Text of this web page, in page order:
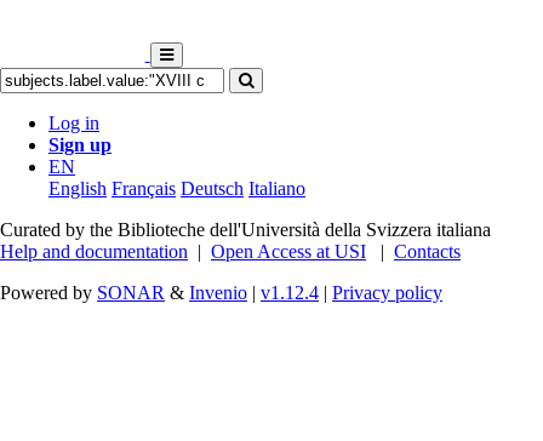
Log in
Sign up
EN
English Français Deutsch Italiano
Curated by the Biblioteche dell'Università della Svizzera italiana
Help and documentation | Open Access at USI | Contacts
Powered by SONAR & Invenio | v1.12.4 | Privacy policy